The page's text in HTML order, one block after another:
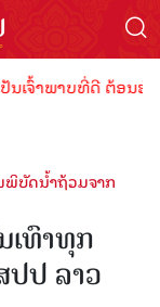
າພາບທີ່ດີ ຕ້ອນຮັບ
ພິບັດນໍ້າຖ້ວມຈາກ
ເທົາທຸກ
ປ ລາວ